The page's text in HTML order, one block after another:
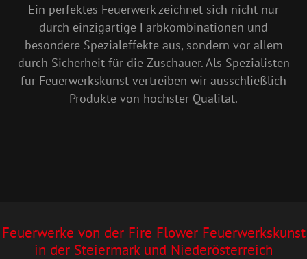
Ein perfektes Feuerwerk zeichnet sich nicht nur
durch einzigartige Farbkombinationen und
besondere Spezialeffekte aus, sondern vor allem
durch Sicherheit für die Zuschauer. Als Spezialisten
für Feuerwerkskunst vertreiben wir ausschließlich
Produkte von höchster Qualität.
Feuerwerke von der Fire Flower Feuerwerkskunst
in der Steiermark und Niederösterreich